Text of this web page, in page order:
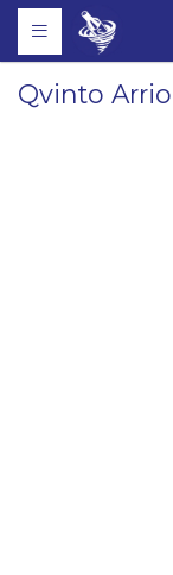
Qvinto